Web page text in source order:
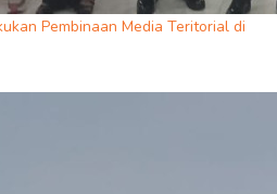
Pembinaan Media Teritorial di